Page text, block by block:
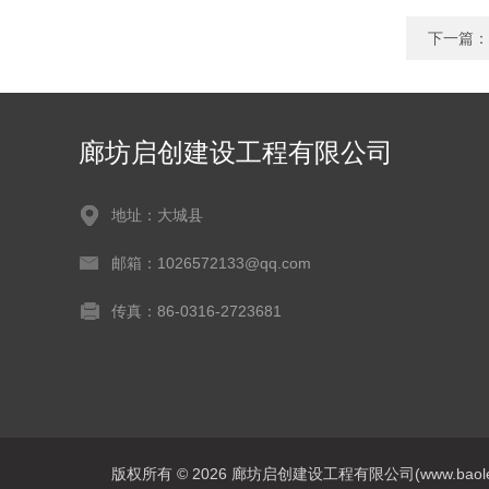
下一篇：
廊坊启创建设工程有限公司
地址：大城县
邮箱：1026572133@qq.com
传真：86-0316-2723681
版权所有 © 2026 廊坊启创建设工程有限公司